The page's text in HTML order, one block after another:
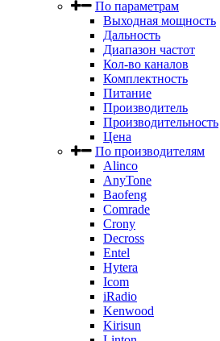
По параметрам
Выходная мощность
Дальность
Диапазон частот
Кол-во каналов
Комплектность
Питание
Производитель
Производительность
Цена
По производителям
Alinco
AnyTone
Baofeng
Comrade
Crony
Decross
Entel
Hytera
Icom
iRadio
Kenwood
Kirisun